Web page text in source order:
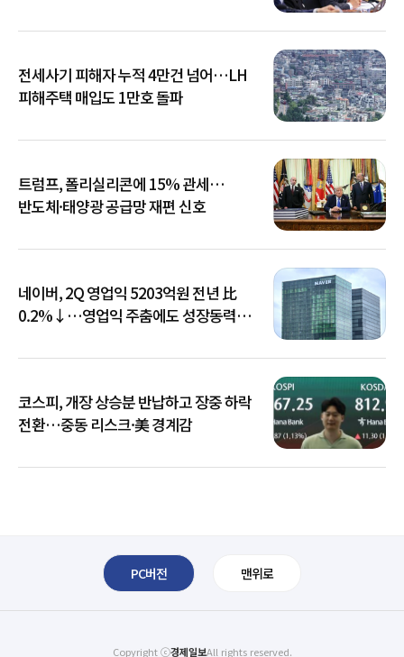
전세사기 피해자 누적 4만건 넘어…LH
피해주택 매입도 1만호 돌파
트럼프, 폴리실리콘에 15% 관세…
반도체·태양광 공급망 재편 신호
네이버, 2Q 영업익 5203억원 전년 比
0.2%↓…영업익 주춤에도 성장동력
코스피, 개장 상승분 반납하고 장중 하락
전환…중동 리스크·美 경계감
PC버전 맨위로
Copyright ⓒ경제일보All rights reserved.